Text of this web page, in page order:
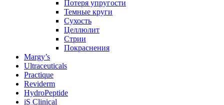
Потеря упругости
Темные круги
Сухость
Целлюлит
Стрии
Покраснения
Margy’s
Ultraceuticals
Practique
Reviderm
HydroPeptide
iS Clinical